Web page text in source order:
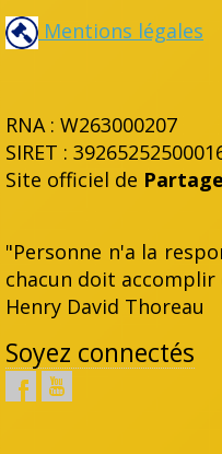
Mentions légales
RNA : W263000207
SIRET :
Site officiel de
"Personne n'a la
chacun doit accomplir
Henry David Thoreau
Soyez connectés